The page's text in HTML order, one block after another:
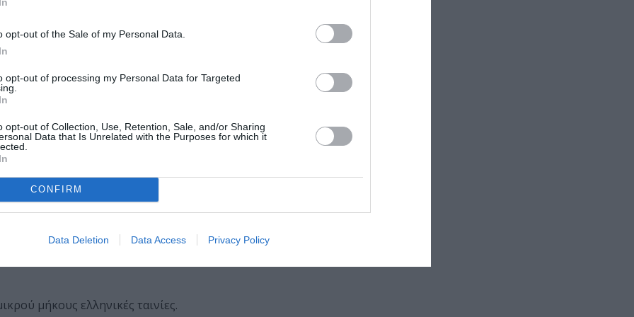
opt-out of the Sale of my Personal Data.
opt-out of processing my Personal Data for Targeted
opt-out of Collection, Use, Retention, Sale, and/or Sharing
Data that Is Unrelated with the Purposes for which it
CONFIRM
Data Deletion Data Access Privacy Policy
που φιλοξενεί αφιέρωμα στον κινηματογράφο των αυτοχθόνων,
ρίζες- Πίτερ Στρίκλαντ, από τους πιο ρηξικέλευθους σκηνοθέτες
στη Θεσσαλονίκη.
δημιουργών, Πέτερ Τσερκάσκι και Ιβ Χέλερ.
και θρύλου του γιουγκοσλαβικού σινεμά, Αλεξάνταρ Πέτροβιτς.
Πίτερ Μπρουκ, μέσα από ένα spotlight που επικεντρώνεται στο
μήκους ελληνικές ταινίες.